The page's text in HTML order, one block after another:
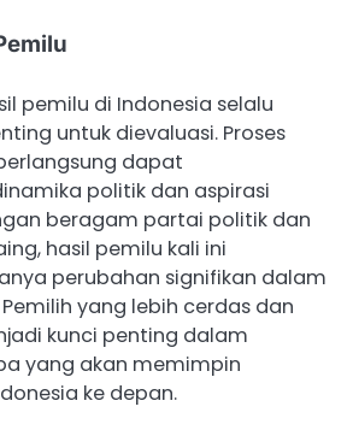
pemilu di Indonesia selalu
untuk dievaluasi. Proses
dapat
politik dan aspirasi
beragam partai politik dan
hasil pemilu kali ini
perubahan signifikan dalam
yang lebih cerdas dan
kunci penting dalam
yang akan memimpin
ke depan.